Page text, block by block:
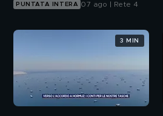
PUNTATA INTERA 07 ago | Rete 4
3 MIN